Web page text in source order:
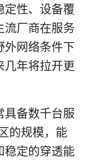
定性、设备覆
流厂商在服务
外网络条件下
几年将拉开更
具备数千台服
的规模，能
稳定的穿透能